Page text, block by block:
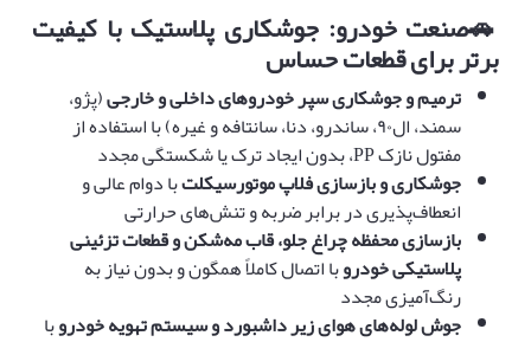
🚗صنعت خودرو: جوشکاری پلاستیک با کیفیت
برتر برای قطعات حساس
ترمیم و جوشکاری سپر خودروهای داخلی و خارجی(پژو،
سمند، ال۹۰، ساندرو، دنا، سانتافه و غیره) با استفاده از
مفتول نازک PP، بدون ایجاد ترک یا شکستگی مجدد
جوشکاری و بازسازی فلاپ موتورسیکلتبا دوام عالی و
انعطاف‌پذیری در برابر ضربه و تنش‌های حرارتی
بازسازی محفظه چراغ جلو، قاب مه‌شکن و قطعات تزئینی
پلاستیکی خودروبا اتصال کاملاً همگون و بدون نیاز به
رنگ‌آمیزی مجدد
جوش لوله‌های هوای زیر داشبورد و سیستم تهویه خودروبا